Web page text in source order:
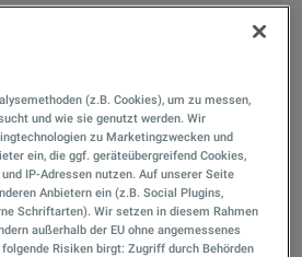
(z.B. Cookies), um zu messen,
und wie sie genutzt werden. Wir
zu Marketingzwecken und
ein, die ggf. geräteübergreifend Cookies,
IP-Adressen nutzen. Auf unserer Seite
Anbietern ein (z.B. Social Plugins,
Schriftarten). Wir setzen in diesem Rahmen
außerhalb der EU ohne angemessenes
Risiken birgt: Zugriff durch Behörden